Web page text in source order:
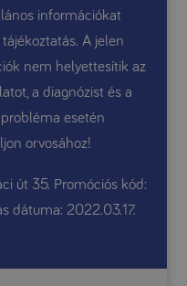
információkat
A jelen
nem helyettesítik az
a diagnózist és a
probléma esetén
orvosához!
út 35. Promóciós kód:
dátuma: 2022.03.17.